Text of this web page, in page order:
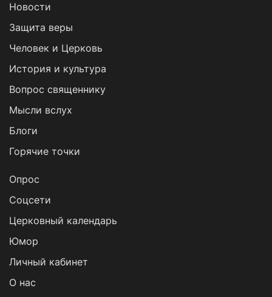
Новости
Защита веры
Человек и Церковь
История и культура
Вопрос священнику
Мысли вслух
Блоги
Горячие точки
Опрос
Cоцсети
Церковный календарь
Юмор
Личный кабинет
О нас